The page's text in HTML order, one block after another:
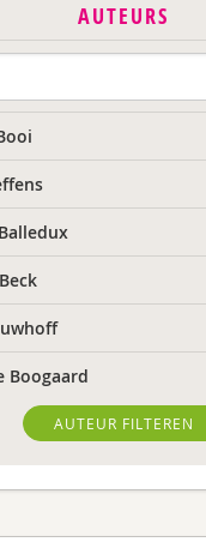
AUTEURS
Boogaard
den Born
AUTEUR FILTEREN